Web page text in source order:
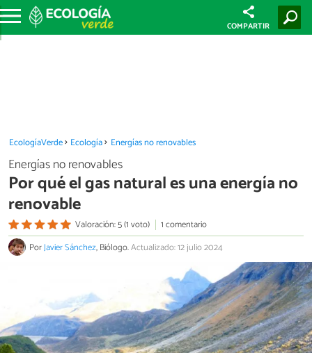
COMPARTIR
EcologíaVerde Ecología Energías no renovables
Energías no renovables
Por qué el gas natural es una energía no
renovable
Valoración: 5 (1 voto)
1 comentario
PorJavier Sánchez, Biólogo.Actualizado: 12 julio 2024